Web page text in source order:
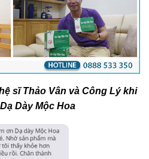
sĩ Thảo Vân và Công Lý khi
Dày Mộc Hoa